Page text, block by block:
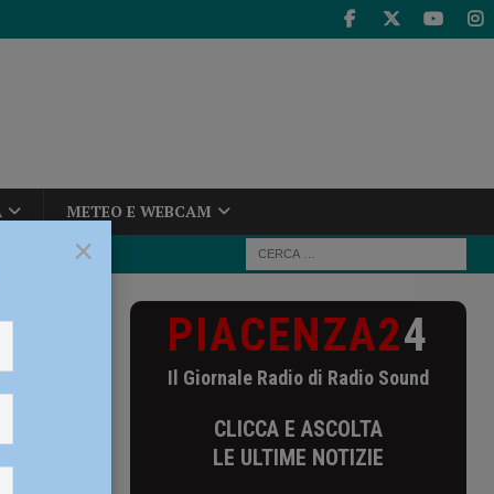
METEO E WEBCAM
Castel San
PIACENZA24
Il Giornale Radio di Radio Sound
CLICCA E ASCOLTA
LE ULTIME NOTIZIE
×